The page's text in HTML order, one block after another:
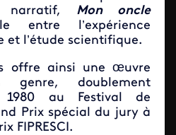
narratif, Mon oncle
entre l’expérience
et l’étude scientifique.
offre ainsi une œuvre
doublement
1980 au Festival de
Prix spécial du jury à
FIPRESCI.